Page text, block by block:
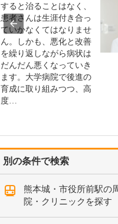
別の条件で検索
熊本城・市役所前駅の
院・クリニックを探す
すると治ることはなく、
患者さんは生涯付き合っ
ていかなくてはなりませ
ん。しかも、悪化と改善
を繰り返しながら病状は
だんだん悪くなっていき
ます。大学病院で後進の
育成に取り組みつつ、高
度…